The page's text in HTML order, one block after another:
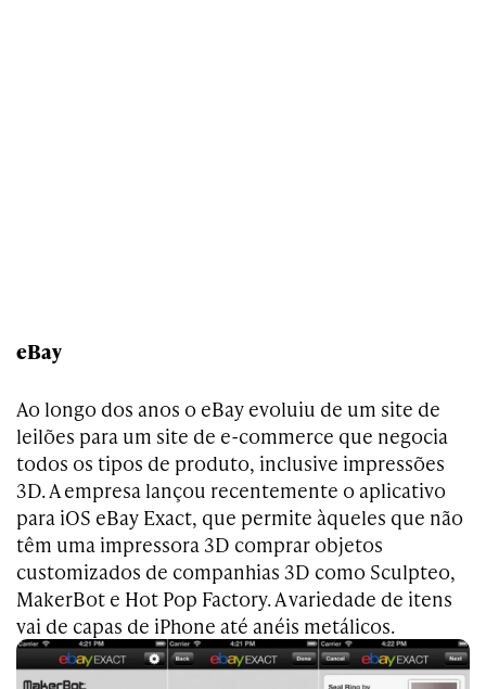
eBay
Ao longo dos anos o eBay evoluiu de um site de
leilões para um site de e-commerce que negocia
todos os tipos de produto, inclusive impressões
3D. A empresa lançou recentemente o aplicativo
para iOS eBay Exact, que permite àqueles que não
têm uma impressora 3D comprar objetos
customizados de companhias 3D como Sculpteo,
MakerBot e Hot Pop Factory. A variedade de itens
vai de capas de iPhone até anéis metálicos.